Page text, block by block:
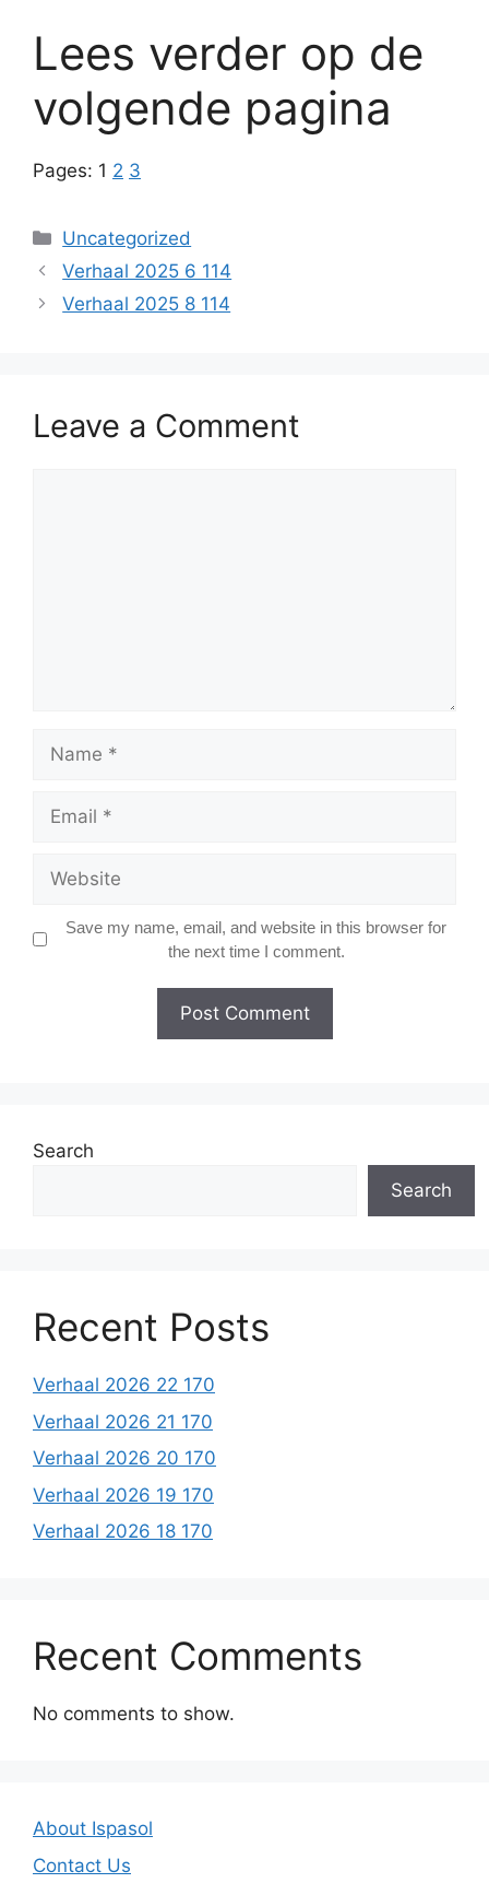
Lees verder op de
volgende pagina
Pages: 1 2 3
Categories
Uncategorized
Verhaal 2025 6 114
Verhaal 2025 8 114
Leave a Comment
Save my name, email, and website in this browser for
the next time I comment.
Search
Search
Recent Posts
Verhaal 2026 22 170
Verhaal 2026 21 170
Verhaal 2026 20 170
Verhaal 2026 19 170
Verhaal 2026 18 170
Recent Comments
No comments to show.
About Ispasol
Contact Us